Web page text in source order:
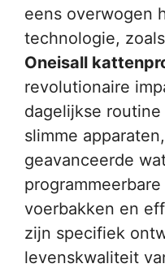
eens overwogen
technologie,
Oneisall
revolutionaire
dagelijkse
slimme
geavanceerde
voerbakken en
zijn specifiek
levenskwaliteit